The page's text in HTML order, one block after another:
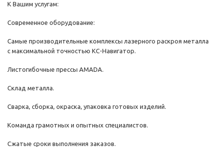
К Вашим услугам:
Современное оборудование:
Самые производительные комплексы лазерного раскроя металла
с максимальной точностью КC-Навигатор.
Листогибочные прессы AMADA.
Склад металла.
Сварка, сборка, окраска, упаковка готовых изделий.
Команда грамотных и опытных специалистов.
Сжатые сроки выполнения заказов.